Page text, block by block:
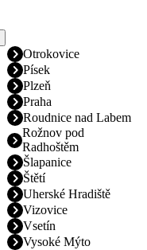
Otrokovice
Písek
Plzeň
Praha
Roudnice nad Labem
Rožnov pod
Radhoštěm
Šlapanice
Štětí
Uherské Hradiště
Vizovice
Vsetín
Vysoké Mýto